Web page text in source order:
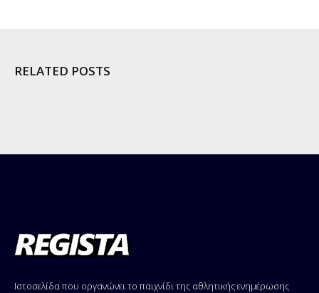
RELATED POSTS
Ιστοσελίδα που οργανώνει το παιχνίδι της αθλητικής ενημέρωσης